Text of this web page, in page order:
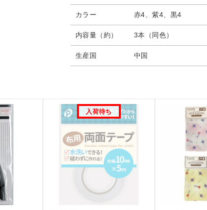
カラー 赤4、紫4、黒4
内容量（約） 3本（同色）
生産国 中国